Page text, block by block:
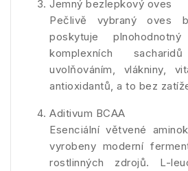
Jemný bezlepkový oves
Pečlivě vybraný oves
poskytuje
komplexních
uvolňováním, vlákniny,
antioxidantů, a to bez
Aditivum BCAA
Esenciální větvené
vyrobeny moderní
rostlinných zdrojů. L-